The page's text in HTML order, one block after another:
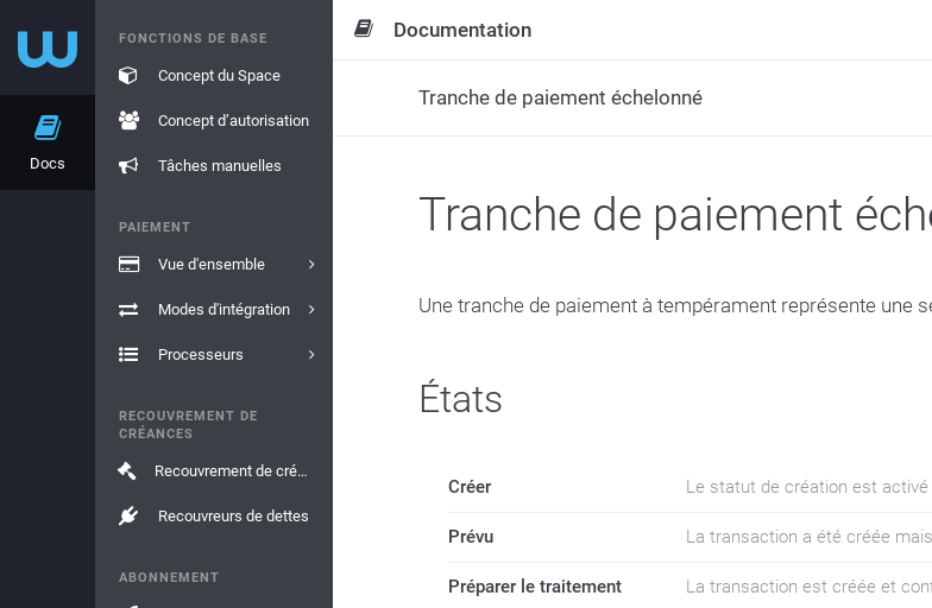
Docs
FONCTIONS DE BASE
Concept du Space
Concept d’autorisation
Tâches manuelles
PAIEMENT
Vue d'ensemble
Modes d'intégration
Processeurs
RECOUVREMENT DE
CRÉANCES
Recouvrement de créances
Recouvreurs de dettes
ABONNEMENT
Documentation
Tranche de paiement échelonné
Tranche de paiement
Une tranche de paiement à tempérament représente une
États
Créer Le statut de création est
Prévu La transaction a été créée
Préparer le traitement La transaction est créée et